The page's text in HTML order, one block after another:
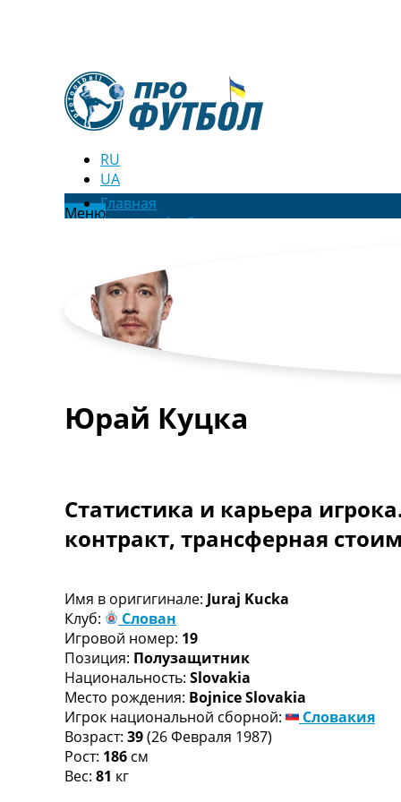
RU
UA
МенюГлавная
Новости футбола
Новости футбола Украины
Последние комментарии
Конкурс прогнозов
Логин
Рейтинги
Турниры
Чемпионат Мира
Англия. Премьер Лига
Испания. Ла Лига
Другие Турниры >>>
Таблицы групп Чемпионата Мира
Украина. Премьер-Лига
Украина. Первая Лига
Лига Чемпионов. Таблицы групп
Англия. Премьер-Лига
Испания. Ла Лига
Все таблицы >>>
Рейтинги
Рейтинг стран УЕФА
Юрай Куцка
Статистика и карьера
контракт, трансферная
Имя в оригигинале: Juraj Kucka
Клуб:
Слован
Игровой номер: 19
Позиция: Полузащитник
Национальность: Slovakia
Место рождения: Bojnice Slovakia
Игрок национальной сборной:
Словакия
Возраст: 39(26 Февраля 1987)
Рост: 186 см
Вес: 81 кг